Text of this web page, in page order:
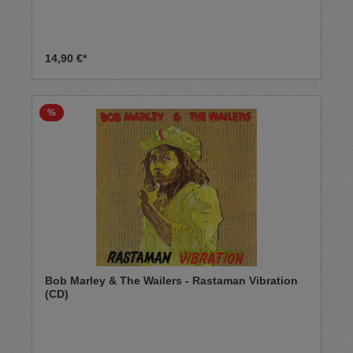
14,90 €*
%
Bob Marley & The Wailers - Rastaman Vibration
(CD)